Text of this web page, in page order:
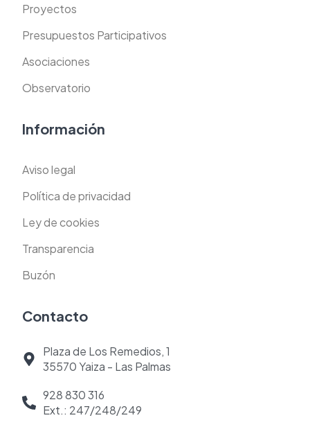
Proyectos
Presupuestos Participativos
Asociaciones
Observatorio
Información
Aviso legal
Política de privacidad
Ley de cookies
Transparencia
Buzón
Contacto
Plaza de Los Remedios, 1
35570 Yaiza - Las Palmas
928 830 316
Ext.: 247/248/249